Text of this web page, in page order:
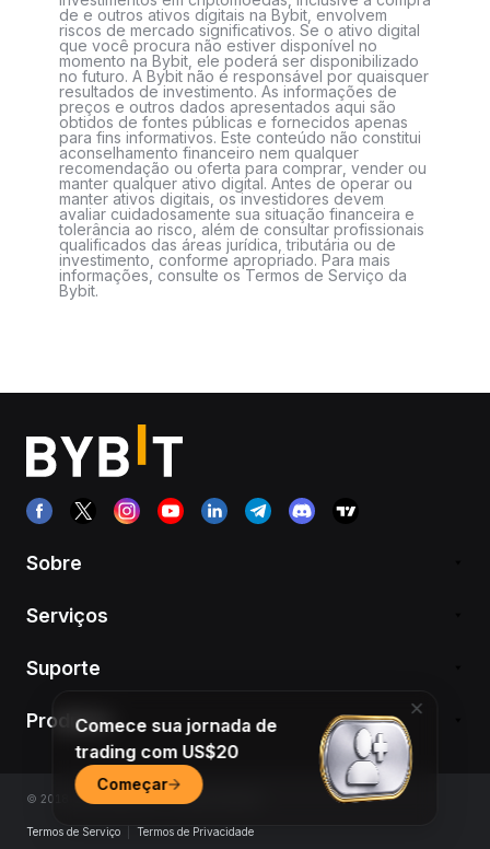
de e outros ativos digitais na Bybit, envolvem
riscos de mercado significativos. Se o ativo digital
que você procura não estiver disponível no
momento na Bybit, ele poderá ser disponibilizado
no futuro. A Bybit não é responsável por quaisquer
resultados de investimento. As informações de
preços e outros dados apresentados aqui são
obtidos de fontes públicas e fornecidos apenas
para fins informativos. Este conteúdo não constitui
aconselhamento financeiro nem qualquer
recomendação ou oferta para comprar, vender ou
manter qualquer ativo digital. Antes de operar ou
manter ativos digitais, os investidores devem
avaliar cuidadosamente sua situação financeira e
tolerância ao risco, além de consultar profissionais
qualificados das áreas jurídica, tributária ou de
investimento, conforme apropriado. Para mais
informações, consulte os Termos de Serviço da
Bybit.
Sobre
Serviços
Suporte
Produtos
© 2018-2026 Bybit.com. All rights reserved.
Termos de Serviço Termos de Privacidade
Comece sua jornada de
trading com US$20
Começar